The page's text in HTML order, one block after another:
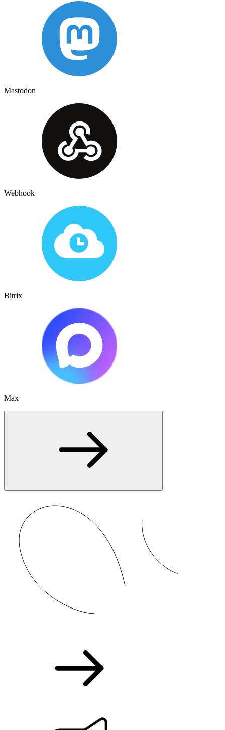
Mastodon
Webhook
Bitrix
Max